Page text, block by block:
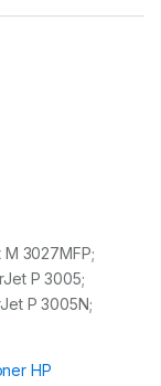
3027MFP;
P 3005;
P 3005N;
HP